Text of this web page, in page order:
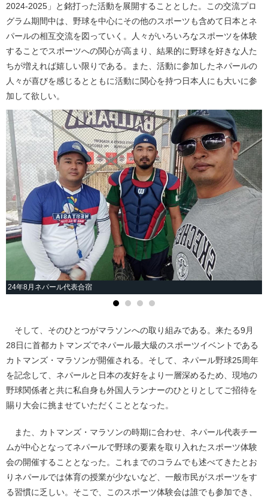
2024-2025」と銘打った活動を展開することとした。この交流プロ
グラム期間中は、野球を中心にその他のスポーツも含めて日本とネ
パールの相互交流を図っていく。人々がいろいろなスポーツを体験
することでスポーツへの関心が高まり、結果的に野球を好きな人た
ちが増えれば嬉しい限りである。また、活動に参加したネパールの
人々が喜びを感じるとともに活動に関心を持つ日本人にも大いに参
加して欲しい。
24年8月ネパール代表合宿
そして、そのひとつがマラソンへの取り組みである。来たる9月
28日に首都カトマンズでネパール最大級のスポーツイベントである
カトマンズ・マラソンが開催される。そして、ネパール野球25周年
を記念して、ネパールと日本の友好をより一層深めるため、現地の
野球関係者と共に私自身も外国人ランナーのひとりとしてご招待を
賜り大会に挑ませていただくこととなった。
また、カトマンズ・マラソンの時期に合わせ、ネパール代表チー
ムが中心となってネパールで野球の要素を取り入れたスポーツ体験
会の開催することとなった。これまでのコラムでも述べてきたとお
りネパールでは体育の授業が少ないなど、一般市民がスポーツをす
る習慣に乏しい。そこで、このスポーツ体験会は誰でも参加でき、